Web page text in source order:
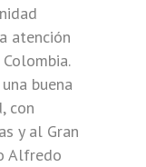
atención
buena
con
y al Gran
Alfredo